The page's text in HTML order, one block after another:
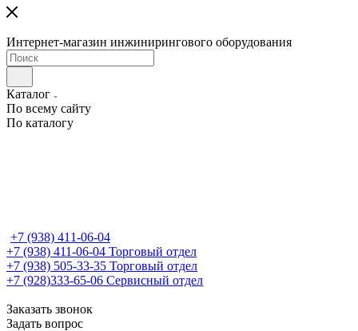
Интернет-магазин инжинирингового оборудования
Каталог
По всему сайту
По каталогу
+7 (938) 411-06-04
+7 (938) 411-06-04 Торговый отдел
+7 (938) 505-33-35 Торговый отдел
+7 (928)333-65-06 Сервисный отдел
Заказать звонок
Задать вопрос